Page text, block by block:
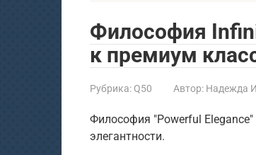
Философия
к премиум
Рубрика:Q50 Автор: Надежда
Философия "Powerful
элегантности.